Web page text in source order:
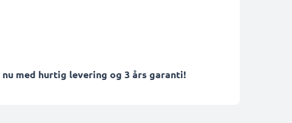
med hurtig levering og 3 års garanti!